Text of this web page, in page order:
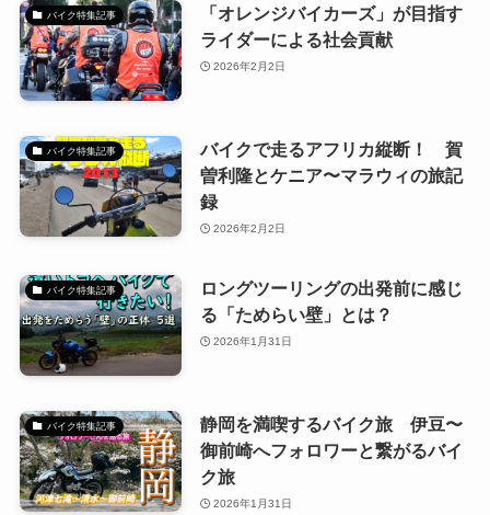
バイク特集記事
「オレンジバイカーズ」が目指す
ライダーによる社会貢献
2026年2月2日
バイク特集記事
バイクで走るアフリカ縦断！ 賀
曽利隆とケニア〜マラウィの旅記
録
2026年2月2日
バイク特集記事
ロングツーリングの出発前に感じ
る「ためらい壁」とは？
2026年1月31日
バイク特集記事
静岡を満喫するバイク旅 伊豆〜
御前崎へフォロワーと繋がるバイ
ク旅
2026年1月31日